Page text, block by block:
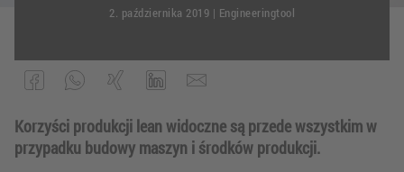
2. października 2019 | Engineeringtool
Korzyści produkcji lean widoczne są przede wszystkim w
przypadku budowy maszyn i środków produkcji.